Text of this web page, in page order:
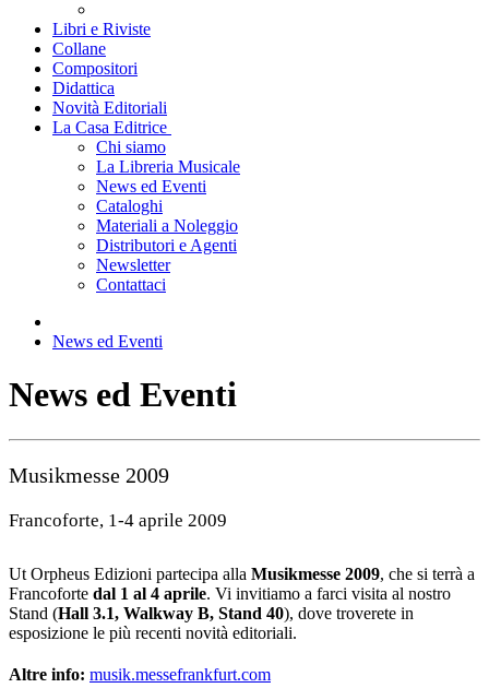
Libri e Riviste
Collane
Compositori
Didattica
Novità Editoriali
La Casa Editrice
Chi siamo
La Libreria Musicale
News ed Eventi
Cataloghi
Materiali a Noleggio
Distributori e Agenti
Newsletter
Contattaci
News ed Eventi
News ed Eventi
Musikmesse 2009
Francoforte, 1-4 aprile 2009
Ut Orpheus Edizioni partecipa alla Musikmesse 2009, che si terrà a
Francoforte dal 1 al 4 aprile. Vi invitiamo a farci visita al nostro
Stand (Hall 3.1, Walkway B, Stand 40), dove troverete in
esposizione le più recenti novità editoriali.
Altre info: musik.messefrankfurt.com